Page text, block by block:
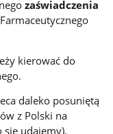
zaświadczenia
kierować do
daleko posuniętą
z Polski na
udajemy),